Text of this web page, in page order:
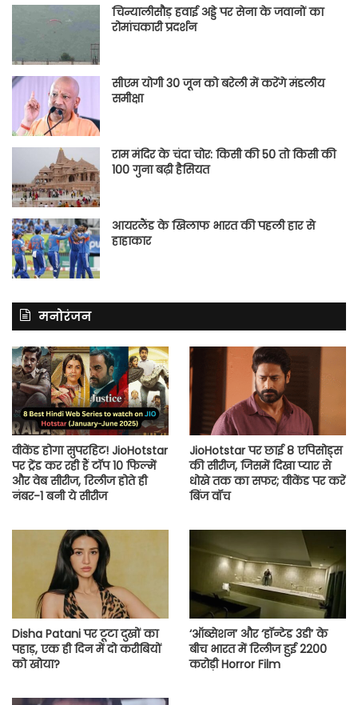
चिन्यालीसौड़ हवाई अड्डे पर सेना के जवानों का
रोमांचकारी प्रदर्शन
सीएम योगी 30 जून को बरेली में करेंगे मंडलीय
समीक्षा
राम मंदिर के चंदा चोर: किसी की 50 तो किसी की
100 गुना बढ़ी हैसियत
आयरलैंड के खिलाफ भारत की पहली हार से
हाहाकार
मनोरंजन
वीकेंड होगा सुपरहिट! JioHotstar
पर ट्रेंड कर रही हैं टॉप 10 फिल्में
और वेब सीरीज, रिलीज होते ही
नंबर-1 बनी ये सीरीज
JioHotstar पर छाई 8 एपिसोड्स
की सीरीज, जिसमें दिखा प्यार से
धोखे तक का सफर; वीकेंड पर करें
बिंज वॉच
Disha Patani पर टूटा दुखों का
पहाड़, एक ही दिन में दो करीबियों
को खोया?
‘ऑब्सेशन’ और ‘हॉन्टेड 3डी’ के
बीच भारत में रिलीज हुई 2200
करोड़ी Horror Film